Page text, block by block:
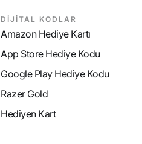
DİJİTAL KODLAR
Amazon Hediye Kartı
App Store Hediye Kodu
Google Play Hediye Kodu
Razer Gold
Hediyen Kart